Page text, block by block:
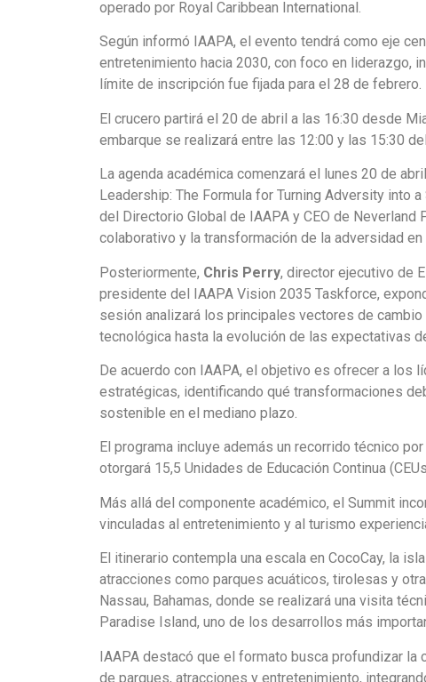
operado por Royal Caribbean International.
Según informó IAAPA, el evento tendrá como eje
entretenimiento hacia 2030, con foco en liderazgo,
límite de inscripción fue fijada para el 28 de febrero.
El crucero partirá el 20 de abril a las 16:30 desde
embarque se realizará entre las 12:00 y las 15:30
La agenda académica comenzará el lunes 20 de
Leadership: The Formula for Turning Adversity into
del Directorio Global de IAAPA y CEO de
colaborativo y la transformación de la adversidad
Posteriormente, Chris Perry, director ejecutivo de
presidente del IAAPA Vision 2035 Taskforce,
sesión analizará los principales vectores de
tecnológica hasta la evolución de las expectativas
De acuerdo con IAAPA, el objetivo es ofrecer a los
estratégicas, identificando qué transformaciones
sostenible en el mediano plazo.
El programa incluye además un recorrido técnico
otorgará 15,5 Unidades de Educación Continua
Más allá del componente académico, el Summit
vinculadas al entretenimiento y al turismo
El itinerario contempla una escala en CocoCay, la
atracciones como parques acuáticos, tirolesas y
Nassau, Bahamas, donde se realizará una visita
Paradise Island, uno de los desarrollos más
IAAPA destacó que el formato busca profundizar
de parques, atracciones y entretenimiento,